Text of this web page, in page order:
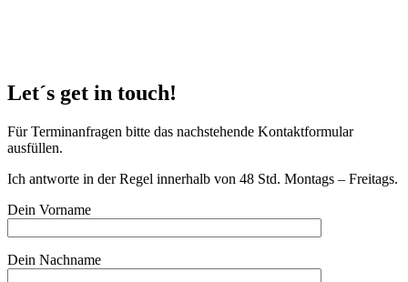
Let´s get in touch!
Für Terminanfragen bitte das nachstehende Kontaktformular
ausfüllen.
Ich antworte in der Regel innerhalb von 48 Std. Montags – Freitags.
Dein Vorname
Dein Nachname